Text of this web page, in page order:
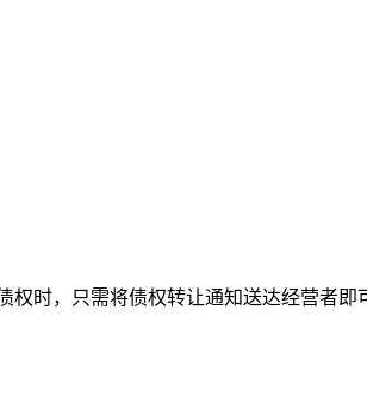
时，只需将债权转让通知送达经营者